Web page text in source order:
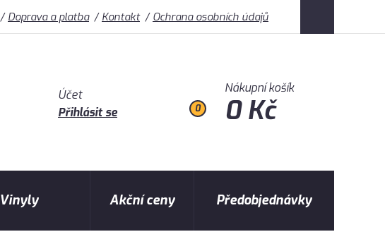
Doprava a platba Kontakt Ochrana osobních údajů
Účet
Přihlásit se
0
Nákupní košík
0 Kč
Vinyly Akční ceny Předobjednávky